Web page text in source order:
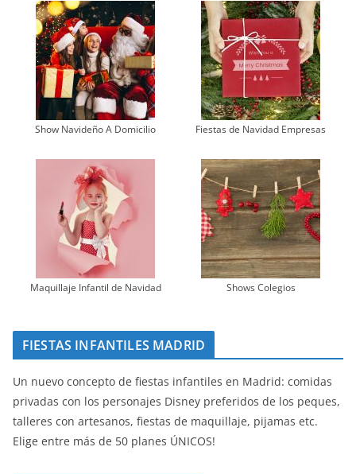
Show Navideño A Domicilio Fiestas de Navidad Empresas
Maquillaje Infantil de Navidad Shows Colegios
FIESTAS INFANTILES MADRID
Un nuevo concepto de fiestas infantiles en Madrid: comidas
privadas con los personajes Disney preferidos de los peques,
talleres con artesanos, fiestas de maquillaje, pijamas etc.
Elige entre más de 50 planes ÚNICOS!